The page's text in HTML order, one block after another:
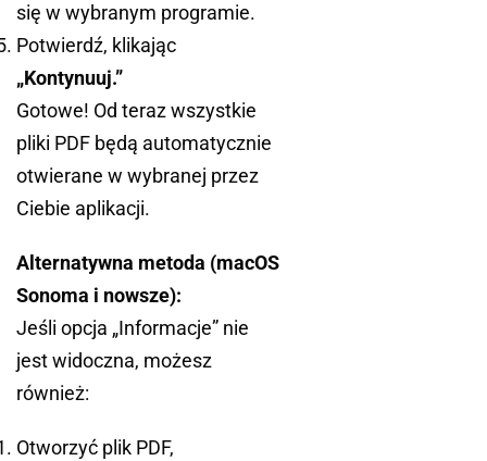
się w wybranym programie.
Potwierdź, klikając
„Kontynuuj.”
Gotowe! Od teraz wszystkie
pliki PDF będą automatycznie
otwierane w wybranej przez
Ciebie aplikacji.
Alternatywna metoda (macOS
Sonoma i nowsze):
Jeśli opcja „Informacje” nie
jest widoczna, możesz
również:
Otworzyć plik PDF,